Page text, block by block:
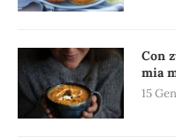
Con
mia
15